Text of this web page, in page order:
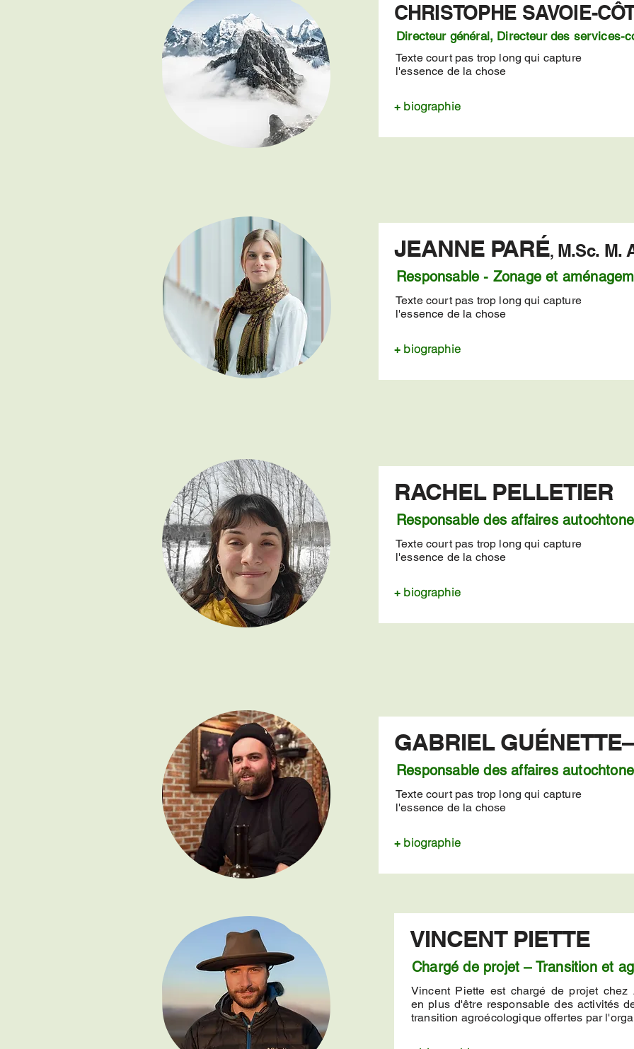
CHRISTOPHE SAVOIE-
Directeur général, Directeur des services-
Texte court pas trop long qui capture
l'essence de la chose
+ biographie
JEANNE PARÉ, M.Sc. M.
Responsable - Zonage et
Texte court pas trop long qui capture
l'essence de la chose
+ biographie
GABRIEL
Responsable des affaires
Texte court pas trop long qui capture
l'essence de la chose
+ biographie
RACHEL PELLETIER
Responsable des affaires
Texte court pas trop long qui capture
l'essence de la chose
+ biographie
VINCENT PIETTE
Chargé de projet – Transition et
Vincent Piette est chargé de projet chez
en plus d'être responsable des activités
transition agroécologique offertes par